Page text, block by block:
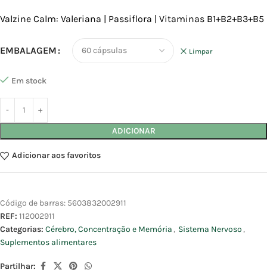
Valzine Calm: Valeriana | Passiflora | Vitaminas B1+B2+B3+B5
EMBALAGEM Limpar
Em stock
ADICIONAR
Adicionar aos favoritos
Código de barras: 5603832002911
REF: 112002911
Categorias: Cérebro, Concentração e Memória , Sistema Nervoso ,
Suplementos alimentares
Partilhar: